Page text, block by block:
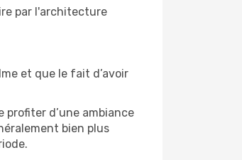
par l'architecture
et que le fait d’avoir
profiter d’une ambiance
bien plus